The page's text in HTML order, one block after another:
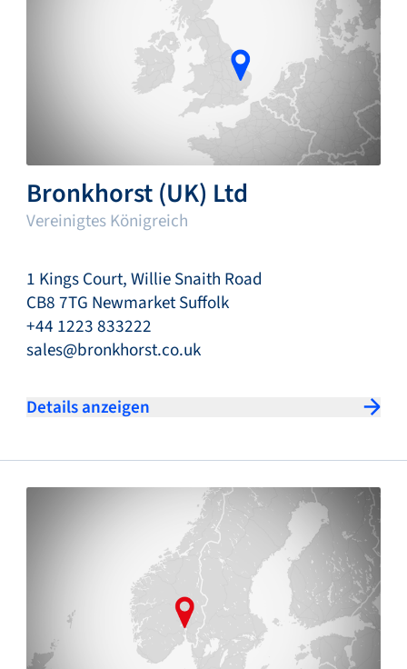
Bronkhorst (UK) Ltd
Vereinigtes Königreich
1 Kings Court, Willie Snaith Road
CB8 7TG Newmarket Suffolk
+44 1223 833222
sales@bronkhorst.co.uk
Details anzeigen